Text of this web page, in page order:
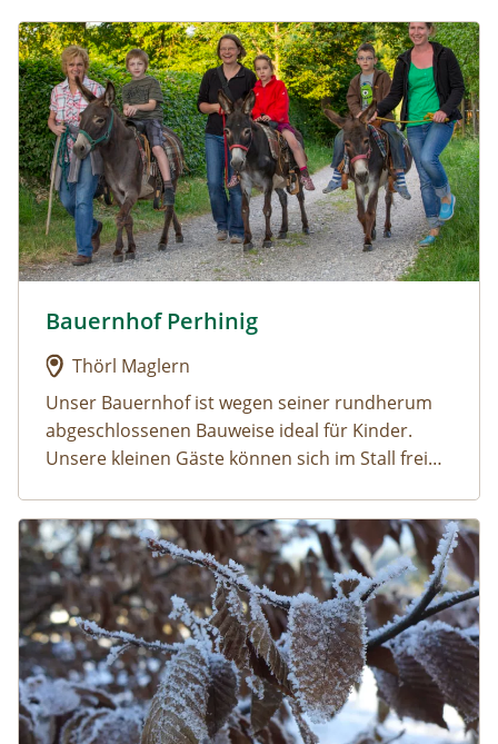
Urlaub am Bauernhof: Bauernhof Perhinig
Urlaub am Bauernhof: Bauernhof Perhinig
Bauernhof Perhinig
Thörl Maglern
Unser Bauernhof ist wegen seiner rundherum
abgeschlossenen Bauweise ideal für Kinder.
Unsere kleinen Gäste können sich im Stall frei
Zwerghühner anfassen und liebhaben. Ein
Kinderspielplatz, die Liegewiese, der gemütliche
Sitzgarten und der Grillplatz laden Sie zu Spiel
und Spaß ein.
Urlaub am Bauernhof: Holzblockhäuser Fam. Schabus